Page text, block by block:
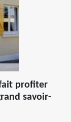
profiter
savoir-